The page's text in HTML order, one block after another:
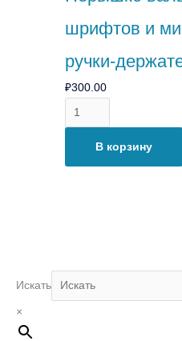
Искать
×
шрифтов и
ручки-
₽300.00
В корзину